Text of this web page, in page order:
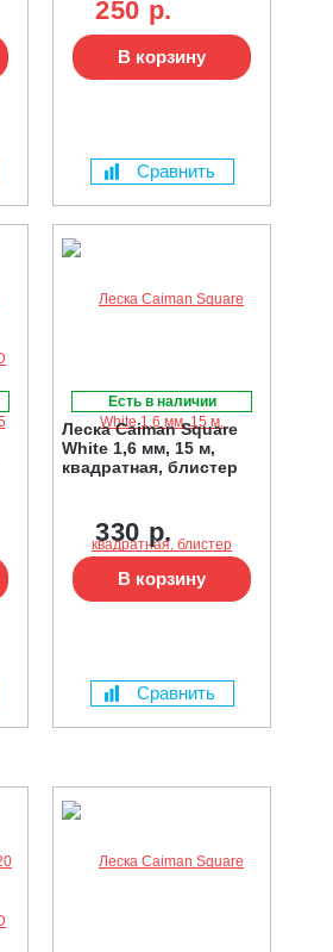
250 р.
В корзину
Сравнить
Есть в наличии
Леска Caiman Square
White 1,6 мм, 15 м,
квадратная, блистер
330 р.
В корзину
Сравнить